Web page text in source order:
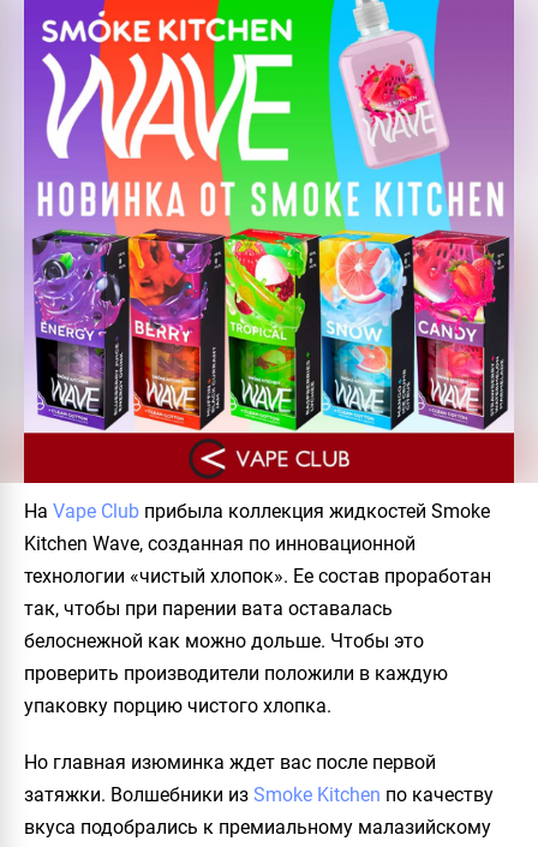
На Vape Club прибыла коллекция жидкостей Smoke
Kitchen Wave, созданная по инновационной
технологии «чистый хлопок». Ее состав проработан
так, чтобы при парении вата оставалась
белоснежной как можно дольше. Чтобы это
проверить производители положили в каждую
упаковку порцию чистого хлопка.
Но главная изюминка ждет вас после первой
затяжки. Волшебники из Smoke Kitchen по качеству
вкуса подобрались к премиальному малазийскому